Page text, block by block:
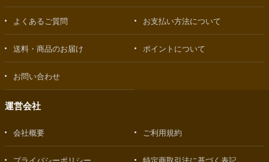
よくあるご質問 お支払い方法について
送料・商品のお届け ポイントについて
お問い合わせ
運営会社
会社概要 ご利用規約